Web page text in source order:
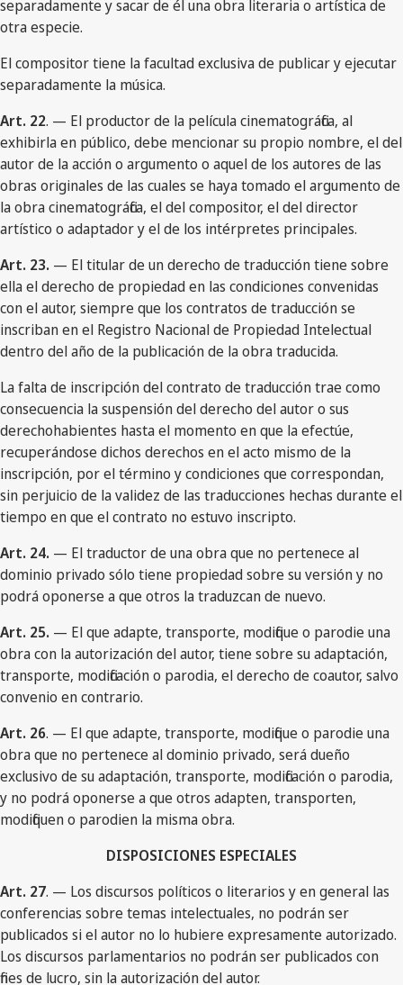
separadamente y sacar de él una obra literaria o artística de
otra especie.
El compositor tiene la facultad exclusiva de publicar y ejecutar
separadamente la música.
Art. 22. — El productor de la película cinematográfica, al
exhibirla en público, debe mencionar su propio nombre, el del
autor de la acción o argumento o aquel de los autores de las
obras originales de las cuales se haya tomado el argumento de
la obra cinematográfica, el del compositor, el del director
artístico o adaptador y el de los intérpretes principales.
Art. 23. — El titular de un derecho de traducción tiene sobre
ella el derecho de propiedad en las condiciones convenidas
con el autor, siempre que los contratos de traducción se
inscriban en el Registro Nacional de Propiedad Intelectual
dentro del año de la publicación de la obra traducida.
La falta de inscripción del contrato de traducción trae como
consecuencia la suspensión del derecho del autor o sus
derechohabientes hasta el momento en que la efectúe,
recuperándose dichos derechos en el acto mismo de la
inscripción, por el término y condiciones que correspondan,
sin perjuicio de la validez de las traducciones hechas durante el
tiempo en que el contrato no estuvo inscripto.
Art. 24. — El traductor de una obra que no pertenece al
dominio privado sólo tiene propiedad sobre su versión y no
podrá oponerse a que otros la traduzcan de nuevo.
Art. 25. — El que adapte, transporte, modifique o parodie una
obra con la autorización del autor, tiene sobre su adaptación,
transporte, modificación o parodia, el derecho de coautor, salvo
convenio en contrario.
Art. 26. — El que adapte, transporte, modifique o parodie una
obra que no pertenece al dominio privado, será dueño
exclusivo de su adaptación, transporte, modificación o parodia,
y no podrá oponerse a que otros adapten, transporten,
modifiquen o parodien la misma obra.
DISPOSICIONES ESPECIALES
Art. 27. — Los discursos políticos o literarios y en general las
conferencias sobre temas intelectuales, no podrán ser
publicados si el autor no lo hubiere expresamente autorizado.
Los discursos parlamentarios no podrán ser publicados con
fines de lucro, sin la autorización del autor.